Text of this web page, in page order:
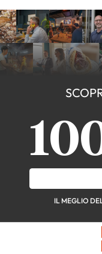
IL MEGLIO